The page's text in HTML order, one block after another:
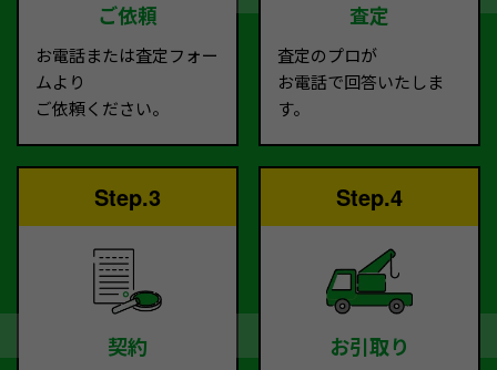
ご依頼
お電話または査定フォー
ムより
ご依頼ください。
査定
査定のプロが
お電話で回答いたしま
す。
Step.3
契約
Step.4
お引取り